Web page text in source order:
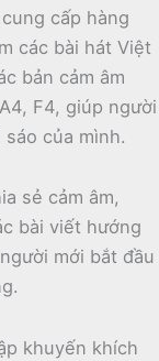
cấp hàng
các bài hát Việt
bản cảm âm
F4, giúp người
của mình.
sẻ cảm âm,
bài viết hướng
mới bắt đầu
khuyến khích